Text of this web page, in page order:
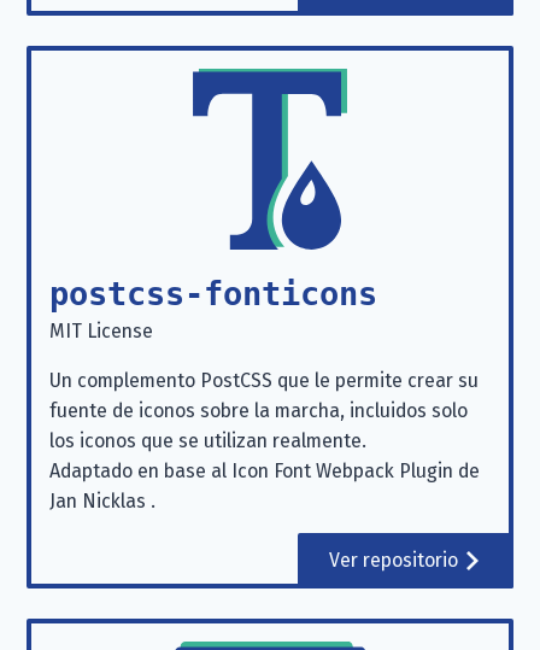
postcss-fonticons
MIT License
Un complemento PostCSS que le permite crear su
fuente de iconos sobre la marcha, incluidos solo
los iconos que se utilizan realmente.
Adaptado en base al Icon Font Webpack Plugin de
Jan Nicklas .
Ver repositorio